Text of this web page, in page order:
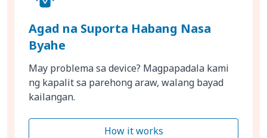
Agad na Suporta Habang Nasa
Byahe
May problema sa device? Magpapadala kami
ng kapalit sa parehong araw, walang bayad
kailangan.
How it works